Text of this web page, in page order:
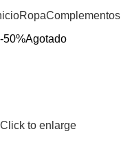
RopaComplementos
-50%Agotado
Click to enlarge